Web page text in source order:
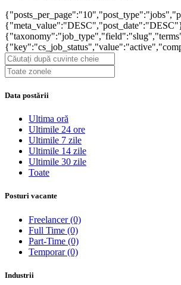
Data postării
Ultima oră
Ultimile 24 ore
Ultimile 7 zile
Ultimile 14 zile
Ultimile 30 zile
Toate
Posturi vacante
Freelancer(0)
Full Time (0)
Part-Time (0)
Temporar(0)
Industrii